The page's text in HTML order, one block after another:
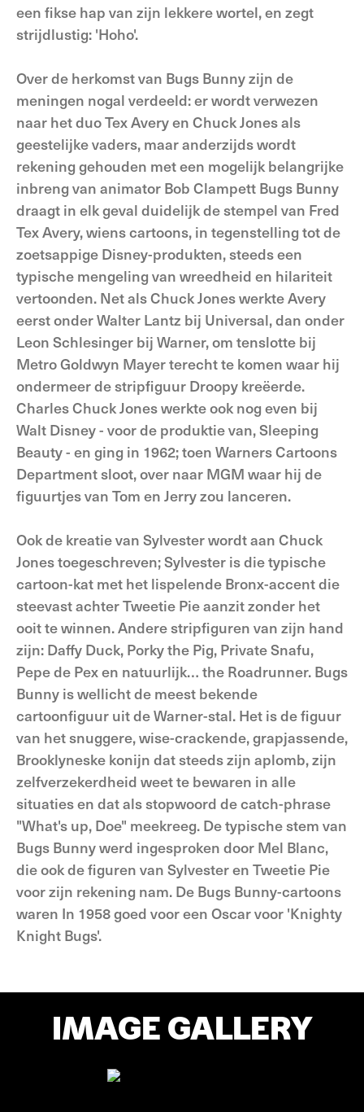
een fikse hap van zijn lekkere wortel, en zegt
strijdlustig: 'Hoho'.
Over de herkomst van Bugs Bunny zijn de
meningen nogal verdeeld: er wordt verwezen
naar het duo Tex Avery en Chuck Jones als
geestelijke vaders, maar anderzijds wordt
rekening gehouden met een mogelijk belangrijke
inbreng van animator Bob Clampett Bugs Bunny
draagt in elk geval duidelijk de stempel van Fred
Tex Avery, wiens cartoons, in tegenstelling tot de
zoetsappige Disney-produkten, steeds een
typische mengeling van wreedheid en hilariteit
vertoonden. Net als Chuck Jones werkte Avery
eerst onder Walter Lantz bij Universal, dan onder
Leon Schlesinger bij Warner, om tenslotte bij
Metro Goldwyn Mayer terecht te komen waar hij
ondermeer de stripfiguur Droopy kreëerde.
Charles Chuck Jones werkte ook nog even bij
Walt Disney - voor de produktie van, Sleeping
Beauty - en ging in 1962; toen Warners Cartoons
Department sloot, over naar MGM waar hij de
figuurtjes van Tom en Jerry zou lanceren.
Ook de kreatie van Sylvester wordt aan Chuck
Jones toegeschreven; Sylvester is die typische
cartoon-kat met het lispelende Bronx-accent die
steevast achter Tweetie Pie aanzit zonder het
ooit te winnen. Andere stripfiguren van zijn hand
zijn: Daffy Duck, Porky the Pig, Private Snafu,
Pepe de Pex en natuurlijk… the Roadrunner. Bugs
Bunny is wellicht de meest bekende
cartoonfiguur uit de Warner-stal. Het is de figuur
van het snuggere, wise-crackende, grapjassende,
Brooklyneske konijn dat steeds zijn aplomb, zijn
zelfverzekerdheid weet te bewaren in alle
situaties en dat als stopwoord de catch-phrase
"What's up, Doe" meekreeg. De typische stem van
Bugs Bunny werd ingesproken door Mel Blanc,
die ook de figuren van Sylvester en Tweetie Pie
voor zijn rekening nam. De Bugs Bunny-cartoons
waren In 1958 goed voor een Oscar voor 'Knighty
Knight Bugs'.
IMAGE GALLERY